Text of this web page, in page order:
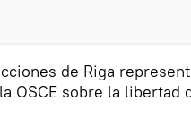
de Riga
OSCE sobre la libertad